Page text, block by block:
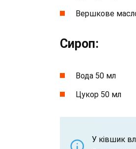
Вершкове
Сироп:
Вода 50 мл
Цукор 50 мл
У ківшик